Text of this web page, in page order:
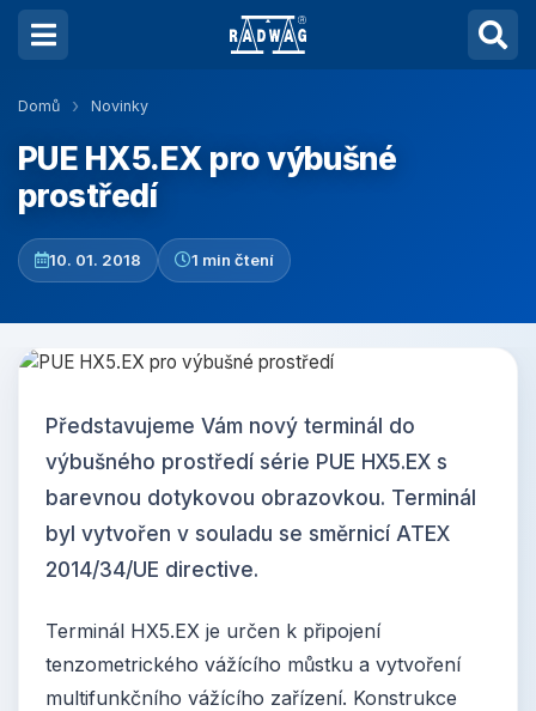
Domů Novinky
PUE HX5.EX pro výbušné
prostředí
10. 01. 2018 1 min čtení
Představujeme Vám nový terminál do
výbušného prostředí série PUE HX5.EX s
barevnou dotykovou obrazovkou. Terminál
byl vytvořen v souladu se směrnicí ATEX
2014/34/UE directive.
Terminál HX5.EX je určen k připojení
tenzometrického vážícího můstku a vytvoření
multifunkčního vážícího zařízení. Konstrukce